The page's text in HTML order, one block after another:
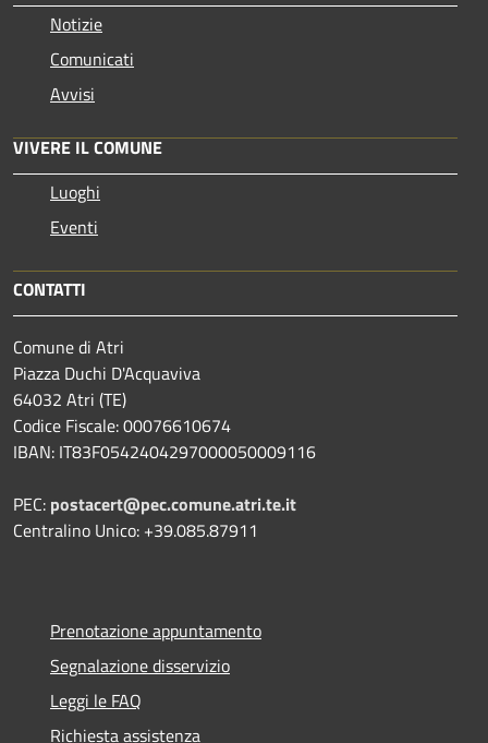
Notizie
Comunicati
Avvisi
VIVERE IL COMUNE
Luoghi
Eventi
CONTATTI
Comune di Atri
Piazza Duchi D'Acquaviva
64032 Atri (TE)
Codice Fiscale: 00076610674
IBAN: IT83F0542404297000050009116
PEC: postacert@pec.comune.atri.te.it
Centralino Unico: +39.085.87911
Prenotazione appuntamento
Segnalazione disservizio
Leggi le FAQ
Richiesta assistenza